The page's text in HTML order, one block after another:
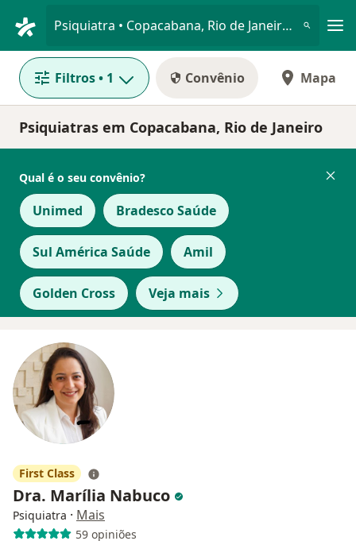
Psiquiatra • Copacabana, Rio de Janeiro, Rio de Janeiro RJ
Filtros• 1 Convênio Mapa
Psiquiatras em Copacabana, Rio de Janeiro
Qual é o seu convênio?
Unimed Bradesco Saúde
Sul América Saúde Amil
Golden Cross Veja mais
First Class
Dra. Marília Nabuco
Psiquiatra · Mais
59 opiniões